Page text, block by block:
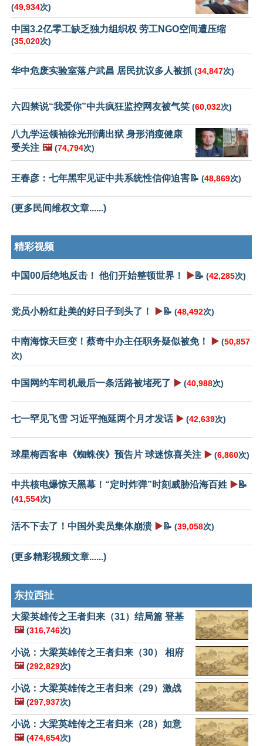
(49,934次)
中国3.2亿零工缺乏独力组织权 劳工NGO空间遭压缩
(35,020次)
华中危废实验室落户武昌 居民抗议多人被抓 (34,847次)
六四禁说“我爱你”中共疯狂监控网友被气笑 (60,032次)
八九学运领袖徐光刑满出狱 身形消瘦健康
受关注 🖼️ (74,794次)
王春彦：七年黑牢见证中共系统性信仰迫害📝 (48,869次)
(更多民间维权文章......)
精彩视频
中国00后绝地反击！ 他们开始整顿世界！ ▶️📝 (42,285次)
党员小粉红赴美的好日子到头了！ ▶️📝 (48,492次)
中南海惊天巨变！蔡奇中办主任职务疑似被免！ ▶️ (50,857
次)
中国网约车司机最后一条活路被堵死了 ▶️ (40,988次)
七一罕见飞雪 习近平拖延两个月才发话 ▶️ (42,639次)
球星梅西客串《蜘蛛侠》预告片 球迷惊喜关注 ▶️ (6,860次)
中共核电爆惊天黑幕！“定时炸弹”时刻威胁沿海百姓 ▶️📝
(41,554次)
活不下去了！中国外卖员集体崩溃 ▶️📝 (39,058次)
(更多精彩视频文章......)
东拉西扯
大梁英雄传之王者归来（31）结局篇 登基
🖼️ (316,746次)
小说：大梁英雄传之王者归来（30） 相府
🖼️ (292,829次)
小说：大梁英雄传之王者归来（29）激战
🖼️ (297,937次)
小说：大梁英雄传之王者归来（28）如意
🖼️ (474,654次)